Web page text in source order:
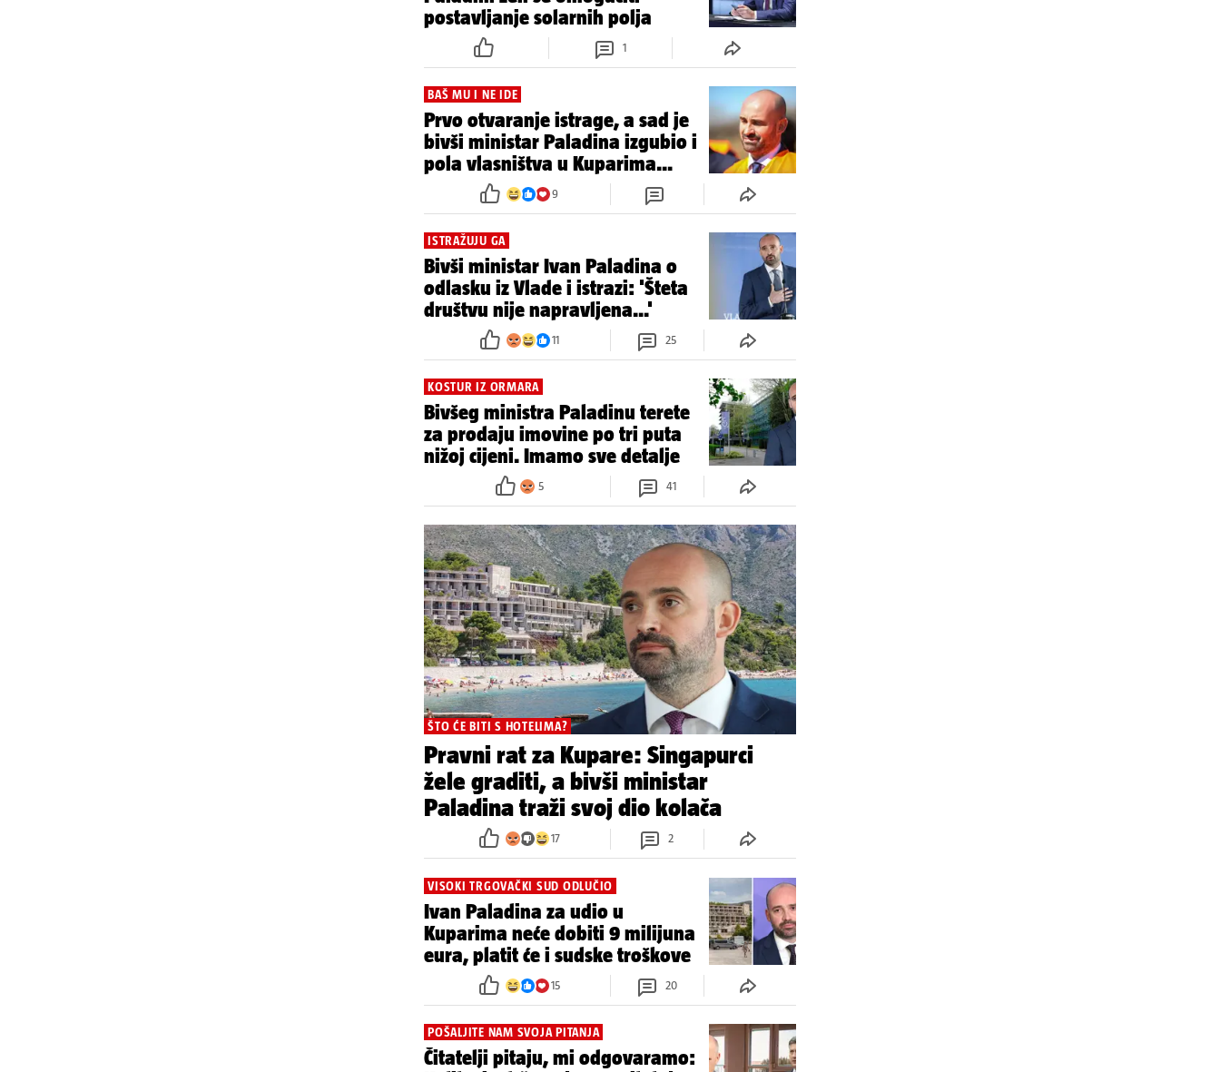
postavljanje solarnih polja
1
BAŠ MU I NE IDE
Prvo otvaranje istrage, a sad je
bivši ministar Paladina izgubio i
pola vlasništva u Kuparima...
9
ISTRAŽUJU GA
Bivši ministar Ivan Paladina o
odlasku iz Vlade i istrazi: 'Šteta
društvu nije napravljena...'
11 25
KOSTUR IZ ORMARA
Bivšeg ministra Paladinu terete
za prodaju imovine po tri puta
nižoj cijeni. Imamo sve detalje
5 41
ŠTO ĆE BITI S HOTELIMA?
Pravni rat za Kupare: Singapurci
žele graditi, a bivši ministar
Paladina traži svoj dio kolača
17 2
VISOKI TRGOVAČKI SUD ODLUČIO
Ivan Paladina za udio u
Kuparima neće dobiti 9 milijuna
eura, platit će i sudske troškove
15 20
POŠALJITE NAM SVOJA PITANJA
Čitatelji pitaju, mi odgovaramo: